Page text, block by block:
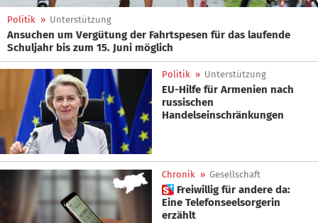
Politik » Unterstützung
Ansuchen um Vergütung der Fahrtspesen für das laufende
Schuljahr bis zum 15. Juni möglich
Politik » Unterstützung
EU-Hilfe für Armenien nach
russischen
Handelseinschränkungen
Chronik » Gesellschaft
 Freiwillig für andere da:
Eine Telefonseelsorgerin
erzählt